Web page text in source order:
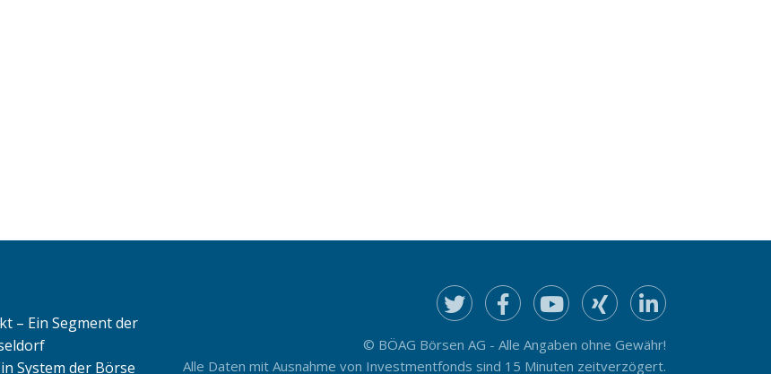
– Ein Segment der
System der Börse
© BÖAG Börsen AG - Alle Angaben ohne Gewähr!
Alle Daten mit Ausnahme von Investmentfonds sind 15 Minuten zeitverzögert.